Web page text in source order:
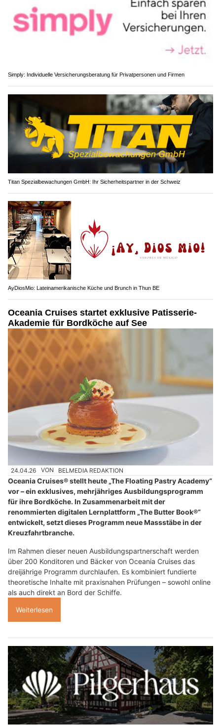
Simply: Individuelle Versicherungsberatung für Privatpersonen und Firmen
Titan Spezialbewachungen GmbH: Ihr Sicherheitspartner in der Schweiz
AyDiosMio: Lateinamerikanische Küche und Brunch in Thun BE
Oceania Cruises startet exklusive Patisserie-
Akademie für Bordköche auf See
24.04.26 VON BELMEDIA REDAKTION
Oceania Cruises® stellt heute „The Floating Pastry Academy“
vor – ein exklusives, mehrjähriges Ausbildungsprogramm
für ihre Bordköche. In Zusammenarbeit mit der
renommierten digitalen Lernplattform „The Butter Book®“
entwickelt, setzt dieses Programm neue Massstäbe in der
Kreuzfahrtbranche.
Im Rahmen dieser neuen Ausbildungspartnerschaft werden
über 200 Konditoren und Bäcker von Oceania Cruises das
dreijährige Programm durchlaufen. Es kombiniert fundierte
theoretische Inhalte mit praxisnahen Prüfungen – sowohl online
als auch direkt an Bord der Schiffe.
Weiterlesen